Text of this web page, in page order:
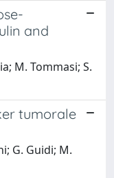
and
M. Tommasi; S.
tumorale
G. Guidi; M.